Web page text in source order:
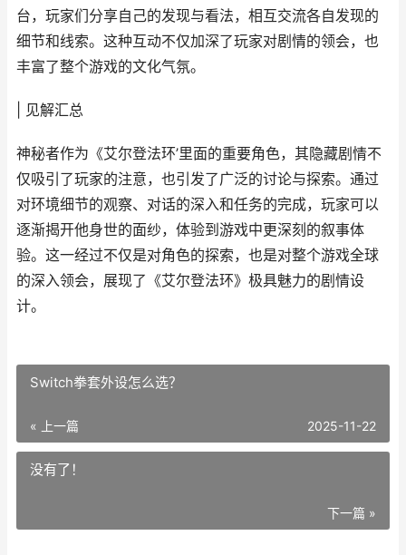
台，玩家们分享自己的发现与看法，相互交流各自发现的
细节和线索。这种互动不仅加深了玩家对剧情的领会，也
丰富了整个游戏的文化气氛。
| 见解汇总
神秘者作为《艾尔登法环’里面的重要角色，其隐藏剧情不
仅吸引了玩家的注意，也引发了广泛的讨论与探索。通过
对环境细节的观察、对话的深入和任务的完成，玩家可以
逐渐揭开他身世的面纱，体验到游戏中更深刻的叙事体
验。这一经过不仅是对角色的探索，也是对整个游戏全球
的深入领会，展现了《艾尔登法环》极具魅力的剧情设
计。
Switch拳套外设怎么选？
« 上一篇 2025-11-22
没有了！
下一篇 »